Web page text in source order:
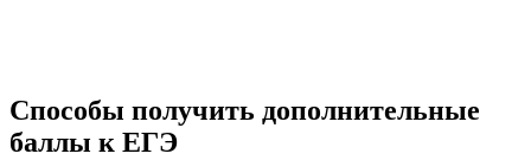
Способы получить дополнительные
баллы к ЕГЭ